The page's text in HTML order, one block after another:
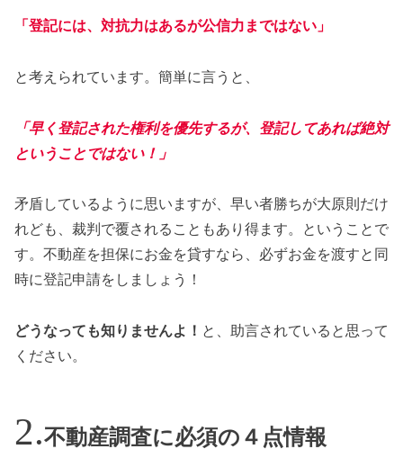
「登記には、対抗力はあるが公信力まではない」
と考えられています。簡単に言うと、
「早く登記された権利を優先するが、登記してあれば絶対
ということではない！」
矛盾しているように思いますが、早い者勝ちが大原則だけ
れども、裁判で覆されることもあり得ます。ということで
す。不動産を担保にお金を貸すなら、必ずお金を渡すと同
時に登記申請をしましょう！
どうなっても知りませんよ！ と、助言されていると思って
ください。
不動産調査に必須の４点情報